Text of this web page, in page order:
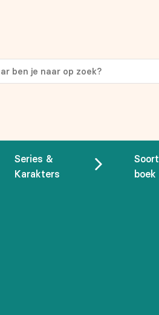
Series &
Karakters
Soort
boek